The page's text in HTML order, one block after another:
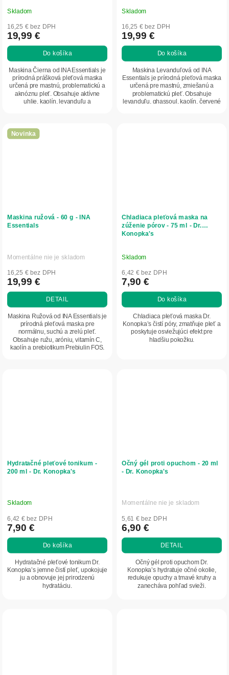
Skladom
16,25 € bez DPH
19,99 €
Do košíka
Maskina Čierna od INA Essentials je
prírodná prášková pleťová maska
určená pre mastnú, problematickú a
aknóznu pleť. Obsahuje aktívne
uhlie, kaolín, levanduľu a
Skladom
16,25 € bez DPH
19,99 €
Do košíka
Maskina Levanduľová od INA
Essentials je prírodná pleťová maska
určená pre mastnú, zmiešanú a
problematickú pleť. Obsahuje
levanduľu, ghassoul, kaolín, červené
Novinka
Maskina ružová - 60 g - INA
Essentials
Momentálne nie je skladom
16,25 € bez DPH
19,99 €
DETAIL
Maskina Ružová od INA Essentials je
prírodná pleťová maska pre
normálnu, suchú a zrelú pleť.
Obsahuje ružu, aróniu, vitamín C,
kaolín a prebiotikum Prebiulin FOS,
Chladiaca pleťová maska na
zúženie pórov - 75 ml - Dr.
Konopka's
Skladom
6,42 € bez DPH
7,90 €
Do košíka
Chladiaca pleťová maska Dr.
Konopka’s čistí póry, zmatňuje pleť a
poskytuje osviežujúci efekt pre
hladšiu pokožku.
Hydratačné pleťové tonikum -
200 ml - Dr. Konopka's
Skladom
6,42 € bez DPH
7,90 €
Do košíka
Hydratačné pleťové tonikum Dr.
Konopka’s jemne čistí pleť, upokojuje
ju a obnovuje jej prirodzenú
hydratáciu.
Očný gél proti opuchom - 20 ml
- Dr. Konopka's
Momentálne nie je skladom
5,61 € bez DPH
6,90 €
DETAIL
Očný gél proti opuchom Dr.
Konopka’s hydratuje očné okolie,
redukuje opuchy a tmavé kruhy a
zanecháva pohľad svieži.